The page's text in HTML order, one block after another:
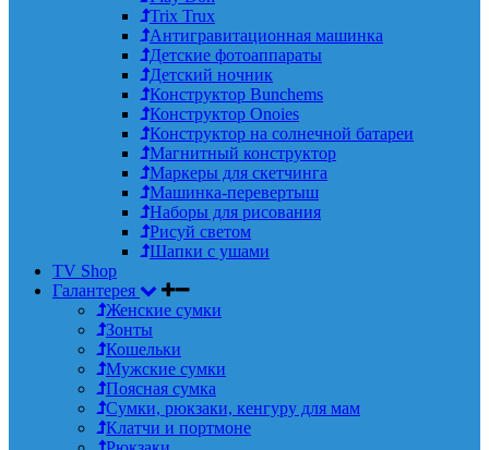
Trix Trux
Антигравитационная машинка
Детские фотоаппараты
Детский ночник
Конструктор Bunchems
Конструктор Onoies
Конструктор на солнечной батареи
Магнитный конструктор
Маркеры для скетчинга
Машинка-перевертыш
Наборы для рисования
Рисуй светом
Шапки с ушами
TV Shop
Галантерея
Женские сумки
Зонты
Кошельки
Мужские сумки
Поясная сумка
Сумки, рюкзаки, кенгуру для мам
Клатчи и портмоне